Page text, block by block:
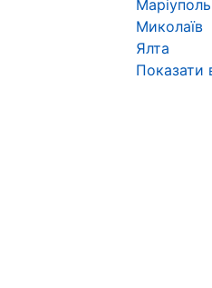
Маріуполь
Миколаїв
Ялта
Показати